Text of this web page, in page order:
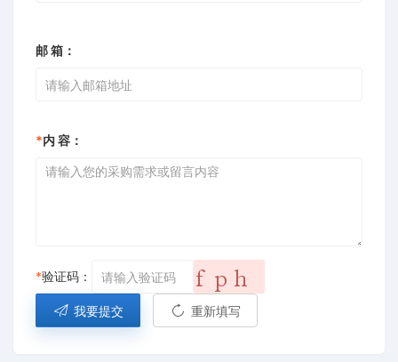
邮 箱：
*内 容：
*验证码：
我要提交 重新填写